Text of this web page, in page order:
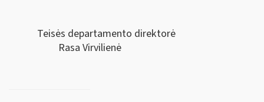
Teisės departamento direktorė
Rasa Virvilienė